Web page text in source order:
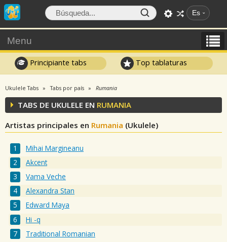
Es
Menu
Principiante tabs Top tablaturas
Ukulele Tabs Tabs por país Rumania
TABS DE UKULELE EN RUMANIA
Artistas principales en Rumania (Ukulele)
Mihai Margineanu
Akcent
Vama Veche
Alexandra Stan
Edward Maya
Hi -q
Traditional Romanian